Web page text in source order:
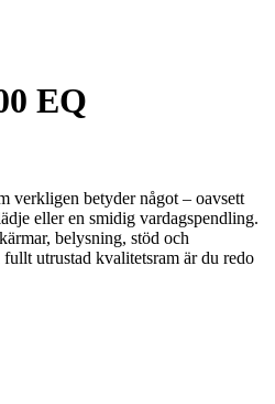
EQ
verkligen betyder något – oavsett
eller en smidig vardagspendling.
belysning, stöd och
utrustad kvalitetsram är du redo